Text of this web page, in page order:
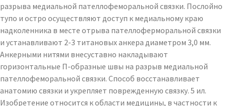
разрыва медиальной пателлофеморальной связки. Послойно
тупо и остро осуществляют доступ к медиальному краю
надколенника в месте отрыва пателлоферморальной связки
и устанавливают 2-3 титановых анкера диаметром 3,0 мм.
Анкерными нитями внесуставно накладывают
горизонтальные П-образные швы на разрыв медиальной
пателлофеморальной связки. Способ восстанавливает
анатомию связки и укрепляет поврежденную связку. 5 ил.
Изобретение относится к области медицины, в частности к